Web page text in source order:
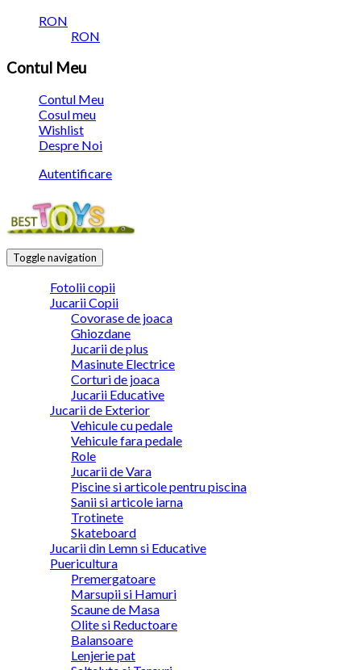
RON
RON
Contul Meu
Contul Meu
Cosul meu
Wishlist
Despre Noi
Autentificare
Toggle navigation
Fotolii copii
Jucarii Copii
Covorase de joaca
Ghiozdane
Jucarii de plus
Masinute Electrice
Corturi de joaca
Jucarii Educative
Jucarii de Exterior
Vehicule cu pedale
Vehicule fara pedale
Role
Jucarii de Vara
Piscine si articole pentru piscina
Sanii si articole iarna
Trotinete
Skateboard
Jucarii din Lemn si Educative
Puericultura
Premergatoare
Marsupii si Hamuri
Scaune de Masa
Olite si Reductoare
Balansoare
Lenjerie pat